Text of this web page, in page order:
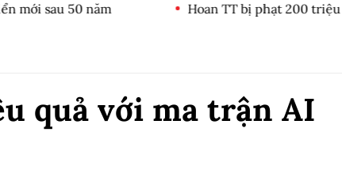
mới sau 50 năm Hoan TT bị phạt 200 triệu
quả với ma trận AI